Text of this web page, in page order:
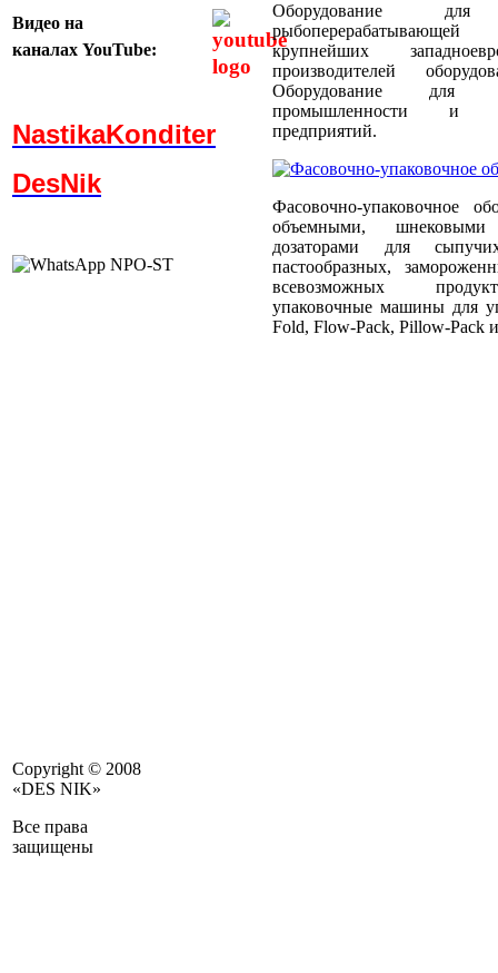
Видео на
каналах YouTube:
NastikaKonditer
DesNik
Оборудование
крупнейших
производителей
Оборудование для
промышленности и
предприятий.
Фасовочно-упаковочное
объемными,
дозаторами для
пастообразных,
всевозможных
упаковочные машины для
Fold, Flow-Pack, Pillow-Pack
Copyright © 2008
«DES NIK»
Все права
защищены